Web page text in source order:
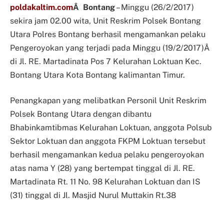
poldakaltim.comÂ Bontang– Minggu (26/2/2017)
sekira jam 02.00 wita, Unit Reskrim Polsek Bontang
Utara Polres Bontang berhasil mengamankan pelaku
Pengeroyokan yang terjadi pada Minggu (19/2/2017)Â
di Jl. RE. Martadinata Pos 7 Kelurahan Loktuan Kec.
Bontang Utara Kota Bontang kalimantan Timur.
Penangkapan yang melibatkan Personil Unit Reskrim
Polsek Bontang Utara dengan dibantu
Bhabinkamtibmas Kelurahan Loktuan, anggota Polsub
Sektor Loktuan dan anggota FKPM Loktuan tersebut
berhasil mengamankan kedua pelaku pengeroyokan
atas nama Y (28) yang bertempat tinggal di Jl. RE.
Martadinata Rt. 11 No. 98 Kelurahan Loktuan dan IS
(31) tinggal di Jl. Masjid Nurul Muttakin Rt.38